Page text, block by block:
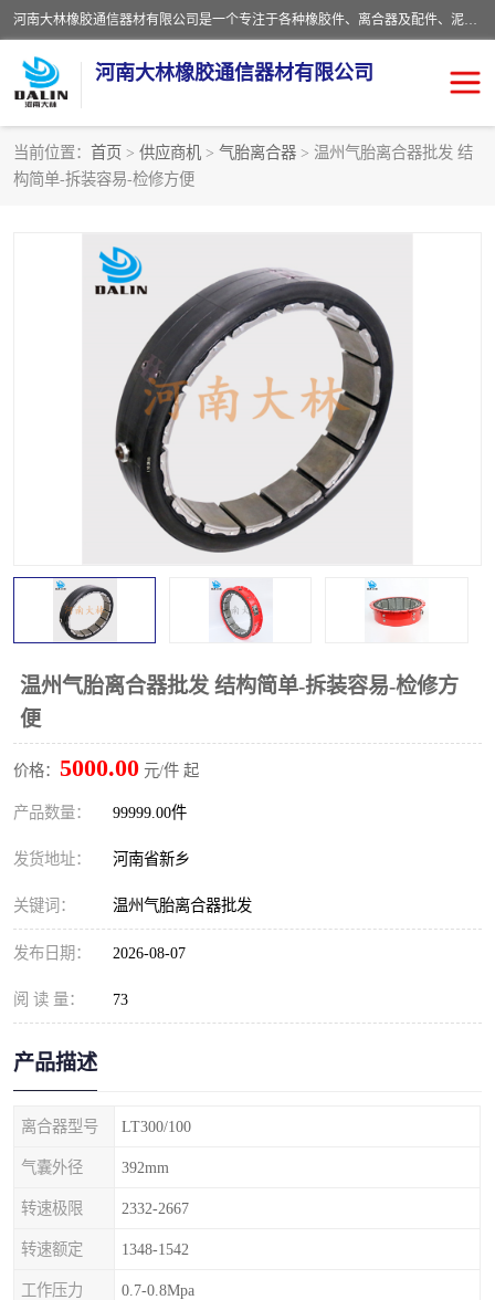
河南大林橡胶通信器材有限公司是一个专注于各种橡胶件、离合器及配件、泥浆泵及配件等产品设计制造和加工的企业。产品应用于矿山、冶金、石油、钢铁、化工、水泥、船舶、造纸、通用机械等各种大功率机械传动或制动装置。
河南大林橡胶通信器材有限公司
当前位置： 首页 > 供应商机 > 气胎离合器 > 温州气胎离合器批发 结
构简单-拆装容易-检修方便
温州气胎离合器批发 结构简单-拆装容易-检修方
便
价格： 5000.00 元/件 起
产品数量： 99999.00件
发货地址： 河南省新乡
关键词： 温州气胎离合器批发
发布日期： 2026-08-07
阅 读 量： 73
产品描述
离合器型号 LT300/100
气囊外径 392mm
转速极限 2332-2667
转速额定 1348-1542
工作压力 0.7-0.8Mpa
推盘离合器
VC离合器
PO隔膜离合器 气胎离合器
泥浆泵空气包胶囊 气动元件
DY隔膜式离合器 CB离合器
实芯轮胎
联轴器